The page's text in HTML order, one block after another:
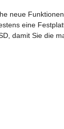
neue
eine
damit Sie die